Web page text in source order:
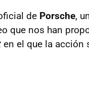
de Porsche,
que nos han
en el que la acción